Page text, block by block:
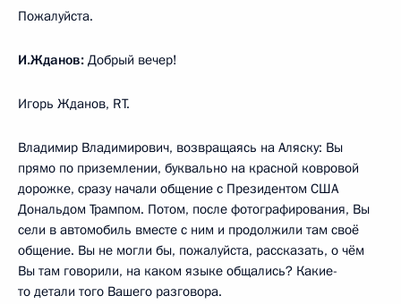
Пожалуйста.
И.Жданов: Добрый вечер!
Игорь Жданов, RT.
Владимир Владимирович, возвращаясь на Аляску: Вы
прямо по приземлении, буквально на красной ковровой
дорожке, сразу начали общение с Президентом США
Дональдом Трампом. Потом, после фотографирования, Вы
сели в автомобиль вместе с ним и продолжили там своё
общение. Вы не могли бы, пожалуйста, рассказать, о чём
Вы там говорили, на каком языке общались? Какие-
то детали того Вашего разговора.